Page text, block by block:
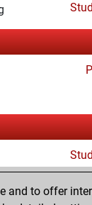
to offer